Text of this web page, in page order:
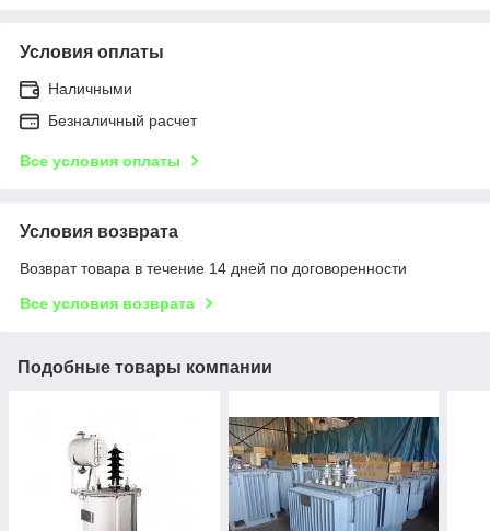
Условия оплаты
Наличными
Безналичный расчет
Все условия оплаты
Условия возврата
Возврат товара в течение 14 дней по договоренности
Все условия возврата
Подобные товары компании